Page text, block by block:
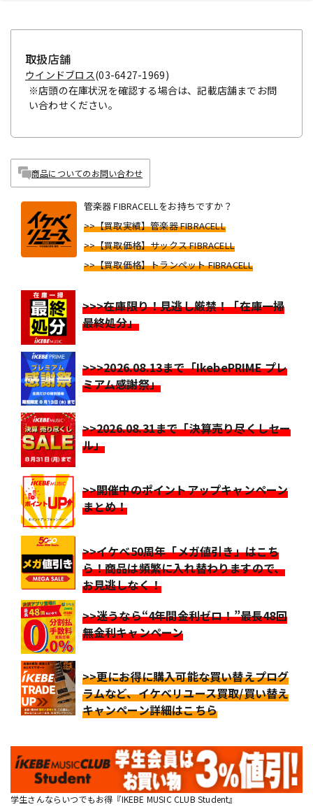
取扱店舗
ウインドブロス(03-6427-1969)
※店頭の在庫状況を確認する場合は、記載店舗までお問
い合わせください。
商品についてのお問い合わせ
管楽器 FIBRACELLをお持ちですか？
>>【買取実績】管楽器 FIBRACELL
>>【買取価格】サックス FIBRACELL
>>【買取価格】トランペット FIBRACELL
>>>在庫限り！見逃し厳禁！「在庫一掃
最終処分」
>>>2026.08.13まで「IkebePRIME プレ
ミアム感謝祭」
>>2026.08.31まで「決算売り尽くしセー
ル」
>>開催中のポイントアップキャンペーン
まとめ！
>>イケベ50周年「メガ値引き」はこち
ら！商品は頻繁に入れ替わりますので、
お見逃しなく！
>>迷うなら“4年間金利ゼロ！”最長48回
無金利キャンペーン
>>更にお得に購入可能な買い替えプログ
ラムなど、イケベリユース買取/買い替え
キャンペーン詳細はこちら
学生さんならいつでもお得『IKEBE MUSIC CLUB Student』